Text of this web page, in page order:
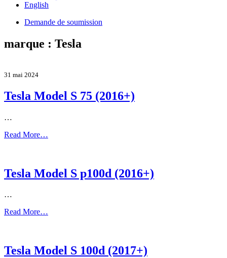
English
Demande de soumission
marque : Tesla
31 mai 2024
Tesla Model S 75 (2016+)
…
Read More…
Tesla Model S p100d (2016+)
…
Read More…
Tesla Model S 100d (2017+)